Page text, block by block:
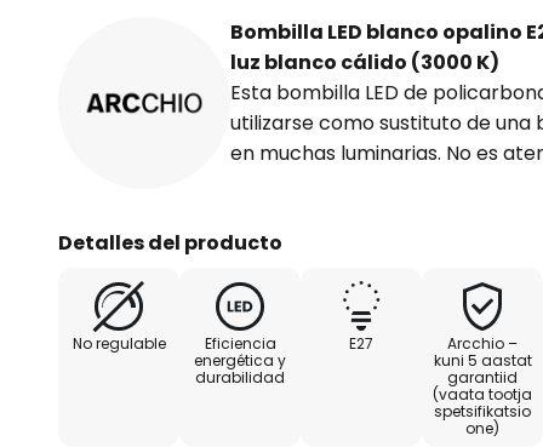
Bombilla LED blanco opalino
luz blanco cálido (3000 K)
Esta bombilla LED de
utilizarse como sustituto de
en muchas luminarias. No es
Detalles del producto
No regulable
Eficiencia
energética y
durabilidad
E27
Arcchio –
kuni 5 aastat
garantiid
(vaata tootja
spetsifikatsio
one)